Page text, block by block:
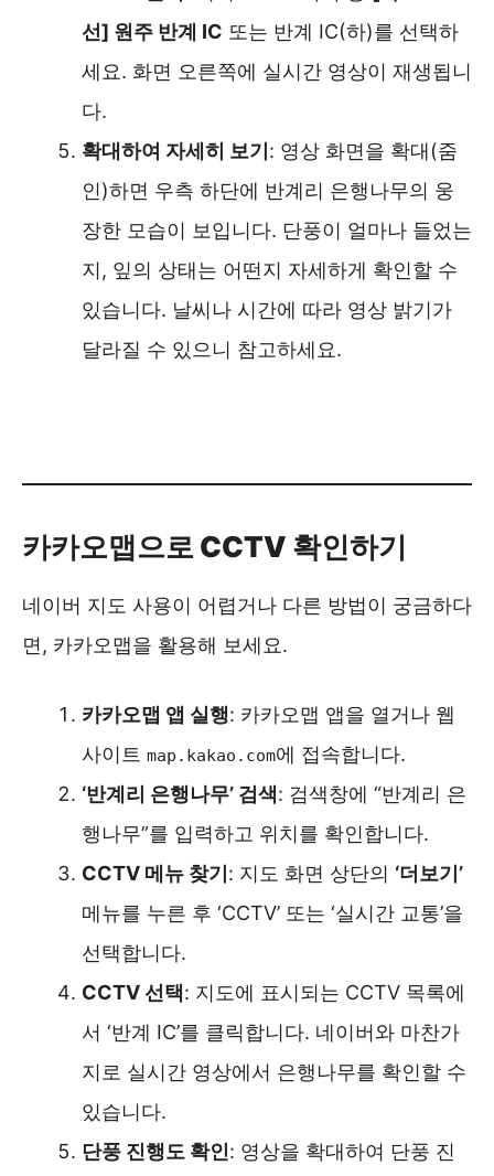
선] 원주 반계 IC 또는 반계 IC(하)를 선택하
세요. 화면 오른쪽에 실시간 영상이 재생됩니
다.
확대하여 자세히 보기: 영상 화면을 확대(줌
인)하면 우측 하단에 반계리 은행나무의 웅
장한 모습이 보입니다. 단풍이 얼마나 들었는
지, 잎의 상태는 어떤지 자세하게 확인할 수
있습니다. 날씨나 시간에 따라 영상 밝기가
달라질 수 있으니 참고하세요.
카카오맵으로 CCTV 확인하기
네이버 지도 사용이 어렵거나 다른 방법이 궁금하다
면, 카카오맵을 활용해 보세요.
카카오맵 앱 실행: 카카오맵 앱을 열거나 웹
사이트 map.kakao.com에 접속합니다.
‘반계리 은행나무’ 검색: 검색창에 “반계리 은
행나무”를 입력하고 위치를 확인합니다.
CCTV 메뉴 찾기: 지도 화면 상단의 ‘더보기’
메뉴를 누른 후 ‘CCTV’ 또는 ‘실시간 교통’을
선택합니다.
CCTV 선택: 지도에 표시되는 CCTV 목록에
서 ‘반계 IC’를 클릭합니다. 네이버와 마찬가
지로 실시간 영상에서 은행나무를 확인할 수
있습니다.
단풍 진행도 확인: 영상을 확대하여 단풍 진